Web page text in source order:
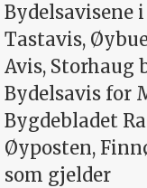
Bydelsavisene
Tastavis,
Avis, Storhaug
Bydelsavis for
Bygdebladet
Øyposten,
som gjelder